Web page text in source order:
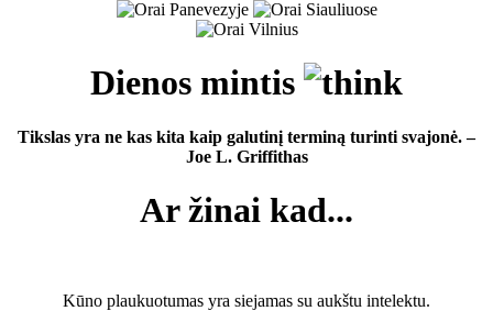
Dienos mintis
Tikslas yra ne kas kita kaip galutinį terminą turinti svajonė. –
Joe L. Griffithas
Ar žinai kad...
Kūno plaukuotumas yra siejamas su aukštu intelektu.